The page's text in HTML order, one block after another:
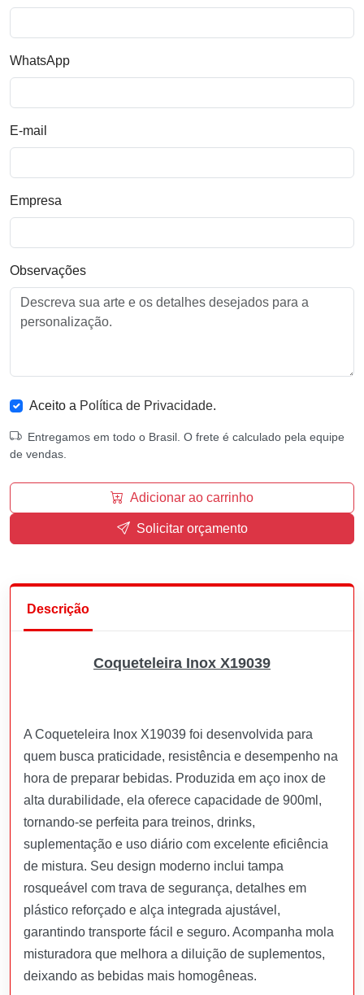
WhatsApp
E-mail
Empresa
Observações
Aceito a Política de Privacidade.
Entregamos em todo o Brasil. O frete é calculado pela equipe
de vendas.
Adicionar ao carrinho
Solicitar orçamento
Descrição
Coqueteleira Inox X19039
A Coqueteleira Inox X19039 foi desenvolvida para
quem busca praticidade, resistência e desempenho na
hora de preparar bebidas. Produzida em aço inox de
alta durabilidade, ela oferece capacidade de 900ml,
tornando-se perfeita para treinos, drinks,
suplementação e uso diário com excelente eficiência
de mistura. Seu design moderno inclui tampa
rosqueável com trava de segurança, detalhes em
plástico reforçado e alça integrada ajustável,
garantindo transporte fácil e seguro. Acompanha mola
misturadora que melhora a diluição de suplementos,
deixando as bebidas mais homogêneas.